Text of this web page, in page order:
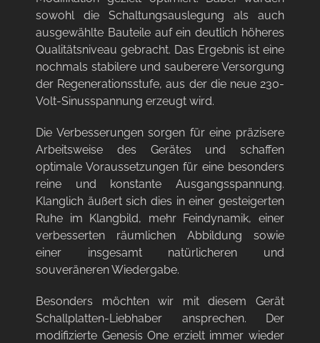
sowohl die Schaltungsauslegung als auch
ausgewählte Bauteile auf ein deutlich höheres
Qualitätsniveau gebracht. Das Ergebnis ist eine
nochmals stabilere und sauberere Versorgung
der Regenerationsstufe, aus der die neue 230-
Volt-Sinusspannung erzeugt wird.
Die Verbesserungen sorgen für eine präzisere
Arbeitsweise des Gerätes und schaffen
optimale Voraussetzungen für eine besonders
reine und konstante Ausgangsspannung.
Klanglich äußert sich dies in einer gesteigerten
Ruhe im Klangbild, mehr Feindynamik, einer
verbesserten räumlichen Abbildung sowie
einer insgesamt natürlicheren und
souveräneren Wiedergabe.
Besonders möchten wir mit diesem Gerät
Schallplatten-Liebhaber ansprechen. Der
modifizierte Genesis One erzielt immer wieder